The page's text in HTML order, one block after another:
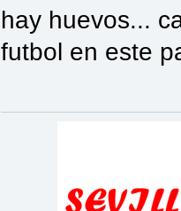
hay huevos...
futbol en este